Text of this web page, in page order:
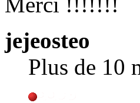
jejeosteo
Plus de 10